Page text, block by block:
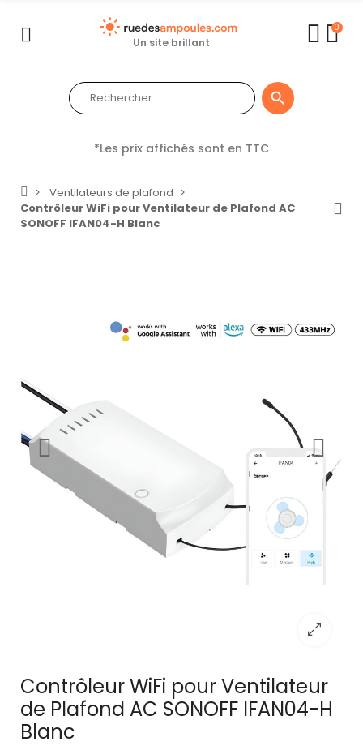
Un site brillant
0

*Les prix affichés sont en TTC
Ventilateurs de plafond
Contrôleur WiFi pour Ventilateur de Plafond AC
SONOFF IFAN04-H Blanc
Contrôleur WiFi pour Ventilateur
de Plafond AC SONOFF IFAN04-H
Blanc